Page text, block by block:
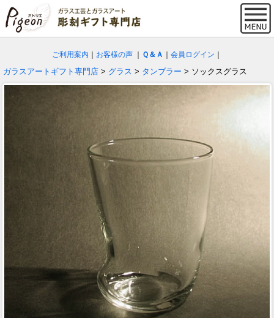
ご利用案内 お客様の声 Ｑ＆Ａ 会員ログイン
ガラスアートギフト専門店 > グラス > タンブラー > ソックスグラス